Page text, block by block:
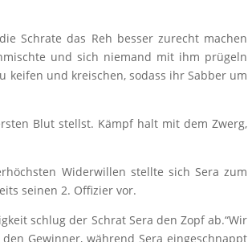
Schrate das Reh besser zurecht machen
und sich niemand mit ihm prügeln
keifen und kreischen, sodass ihr Sabber um
Blut stellst. Kämpf halt mit dem Zwerg,
Widerwillen stellte sich Sera zum
seinen 2. Offizier vor.
schlug der Schrat Sera den Zopf ab.“Wir
Gewinner, während Sera eingeschnappt